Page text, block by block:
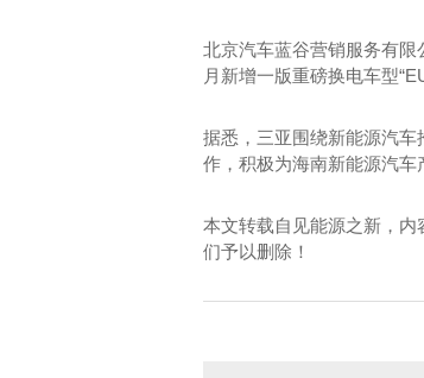
北京汽车蓝谷营销服务有
月新增一版重磅换电车型
据悉，三亚围绕新能源汽
作，积极为海南新能源汽车
本文转载自见能源之新，
们予以删除！